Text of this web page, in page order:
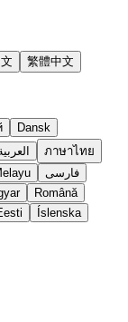
繁體中文
Dansk
ภาษาไทย
فارسی
Română
Íslenska